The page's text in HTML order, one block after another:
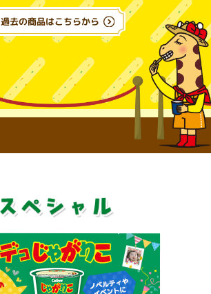
過去の商品はこちらから